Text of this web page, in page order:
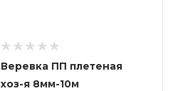
Веревка ПП плетеная
хоз-я 8мм-10м